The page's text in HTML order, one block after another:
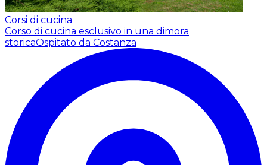
Corsi di cucina
Corso di cucina esclusivo in una dimora
storicaOspitato da Costanza